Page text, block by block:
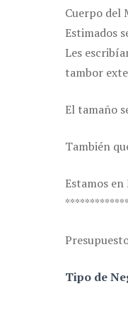
Cuerpo del
Estimados
Les
tambor
El tamaño
También
Estamos
Tipo de